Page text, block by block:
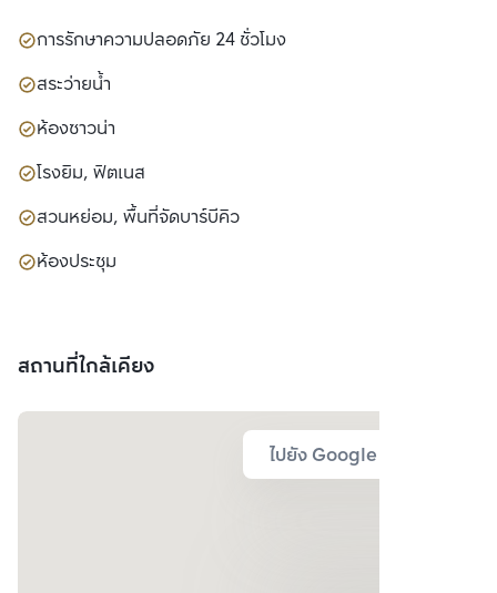
การรักษาความปลอดภัย 24 ชั่วโมง
สระว่ายน้ำ
ห้องซาวน่า
โรงยิม, ฟิตเนส
สวนหย่อม, พื้นที่จัดบาร์บีคิว
ห้องประชุม
สถานที่ใกล้เคียง
ไปยัง Google Map